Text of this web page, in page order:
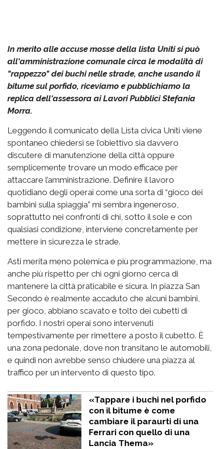
In merito alle accuse mosse della lista Uniti si può
all'amministrazione comunale circa le modalità di
"rappezzo" dei buchi nelle strade, anche usando il
bitume sul porfido, riceviamo e pubblichiamo la
replica dell'assessora ai Lavori Pubblici Stefania
Morra.
Leggendo il comunicato della Lista civica Uniti viene
spontaneo chiedersi se l’obiettivo sia davvero
discutere di manutenzione della città oppure
semplicemente trovare un modo efficace per
attaccare l’amministrazione. Definire il lavoro
quotidiano degli operai come una sorta di “gioco dei
bambini sulla spiaggia” mi sembra ingeneroso,
soprattutto nei confronti di chi, sotto il sole e con
qualsiasi condizione, interviene concretamente per
mettere in sicurezza le strade.
Asti merita meno polemica e più programmazione, ma
anche più rispetto per chi ogni giorno cerca di
mantenere la città praticabile e sicura. In piazza San
Secondo è realmente accaduto che alcuni bambini,
per gioco, abbiano scavato e tolto dei cubetti di
porfido. I nostri operai sono intervenuti
tempestivamente per rimettere a posto il cubetto. È
una zona pedonale, dove non transitano le automobili,
e quindi non avrebbe senso chiudere una piazza al
traffico per un intervento di questo tipo.
«Tappare i buchi nel porfido
con il bitume è come
cambiare il paraurti di una
Ferrari con quello di una
Lancia Thema»